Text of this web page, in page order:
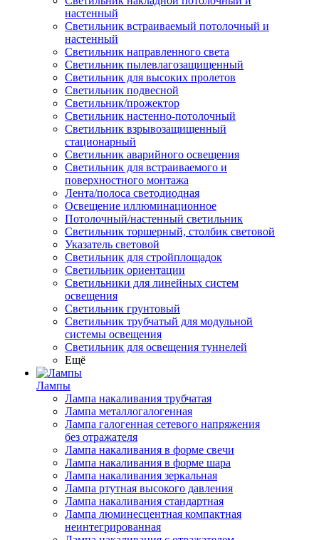
настенный
Светильник встраиваемый потолочный и
настенный
Светильник направленного света
Светильник пылевлагозащищенный
Светильник для высоких пролетов
Светильник подвесной
Светильник/прожектор
Светильник настенно-потолочный
Светильник взрывозащищенный
стационарный
Светильник аварийного освещения
Светильник для встраиваемого и
поверхностного монтажа
Лента/полоса светодиодная
Освещение иллюминационное
Потолочный/настенный светильник
Светильник торшерный, столбик световой
Указатель световой
Светильник для стройплощадок
Светильник ориентации
Светильники для линейных систем
освещения
Светильник грунтовый
Светильник трубчатый для модульной
системы освещения
Светильник для освещения туннелей
Ещё
Лампы
Лампа накаливания трубчатая
Лампа металлогалогенная
Лампа галогенная сетевого напряжения
без отражателя
Лампа накаливания в форме свечи
Лампа накаливания в форме шара
Лампа накаливания зеркальная
Лампа ртутная высокого давления
Лампа накаливания стандартная
Лампа люминесцентная компактная
неинтегрированная